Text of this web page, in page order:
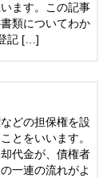
ます。この記事
類についてわか
記 […]
どの担保権を設
とをいいます。
代金が、債権者
一連の流れがよ